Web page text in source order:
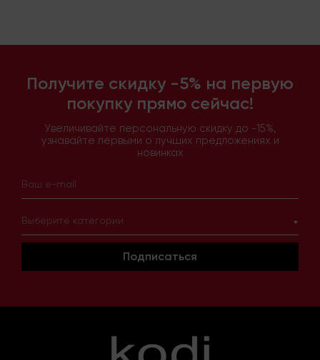
Получите скидку -5% на первую
покупку прямо сейчас!
Увеличивайте персональную скидку до -15%,
узнавайте первыми о лучших предложениях и
новинках
Выберите категории
Подписаться